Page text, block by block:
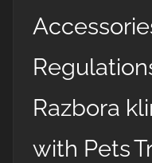
Razbora
with Pets